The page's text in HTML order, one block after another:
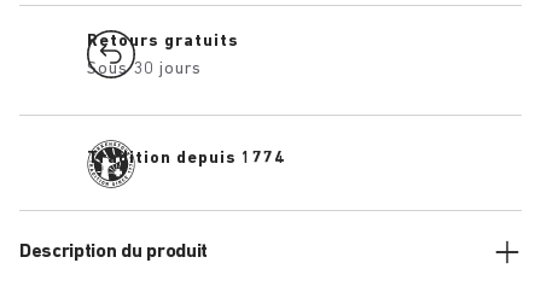
Retours gratuits
Sous 30 jours
Tradition depuis 1774
Description du produit